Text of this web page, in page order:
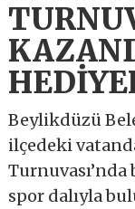
Beylikdüzü
ilçedeki
spor dalıyla